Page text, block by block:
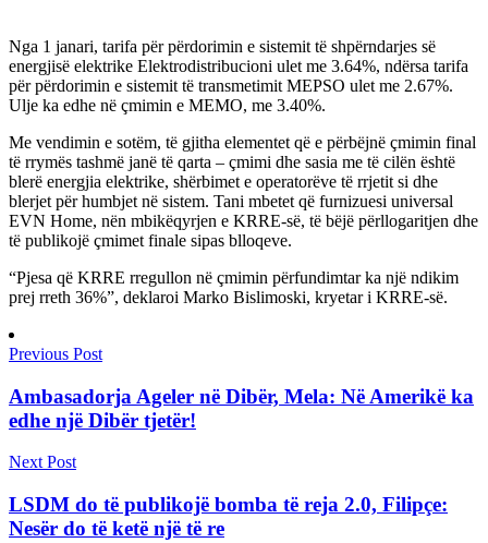
Nga 1 janari, tarifa për përdorimin e sistemit të shpërndarjes së
energjisë elektrike Elektrodistribucioni ulet me 3.64%, ndërsa tarifa
për përdorimin e sistemit të transmetimit MEPSO ulet me 2.67%.
Ulje ka edhe në çmimin e MEMO, me 3.40%.
Me vendimin e sotëm, të gjitha elementet që e përbëjnë çmimin final
të rrymës tashmë janë të qarta – çmimi dhe sasia me të cilën është
blerë energjia elektrike, shërbimet e operatorëve të rrjetit si dhe
blerjet për humbjet në sistem. Tani mbetet që furnizuesi universal
EVN Home, nën mbikëqyrjen e KRRE-së, të bëjë përllogaritjen dhe
të publikojë çmimet finale sipas blloqeve.
“Pjesa që KRRE rregullon në çmimin përfundimtar ka një ndikim
prej rreth 36%”, deklaroi Marko Bislimoski, kryetar i KRRE-së.
Previous Post
Ambasadorja Ageler në Dibër, Mela: Në Amerikë ka
edhe një Dibër tjetër!
Next Post
LSDM do të publikojë bomba të reja 2.0, Filipçe:
Nesër do të ketë një të re